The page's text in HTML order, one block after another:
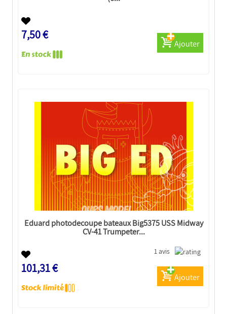
7,50 €
Ajouter
Eduard photodecoupe bateaux Big5375 USS Midway
CV-41 Trumpeter...
1 avis
101,31 €
Ajouter